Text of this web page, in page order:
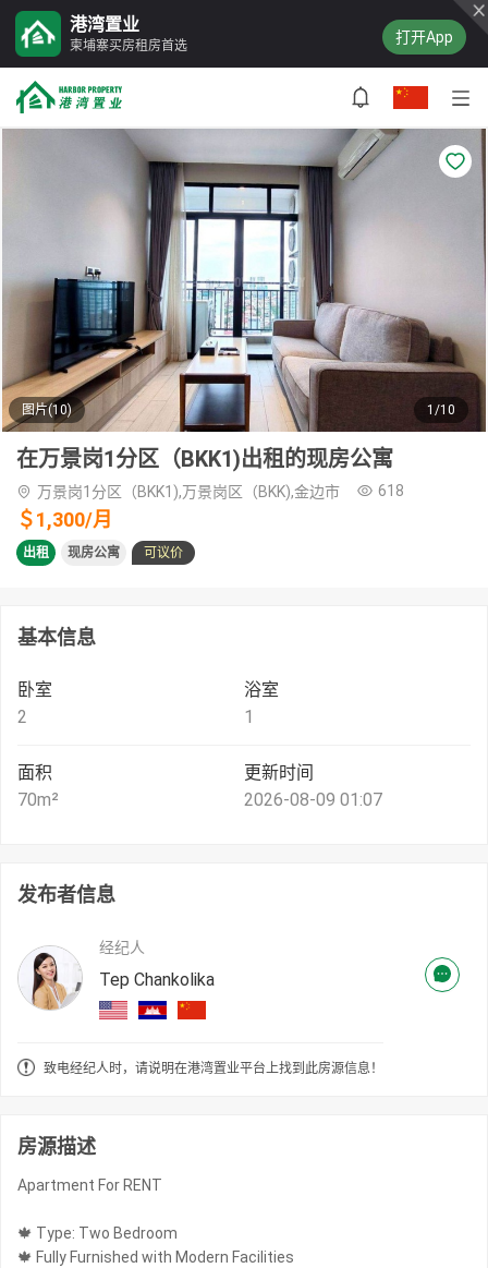
港湾置业
柬埔寨买房租房首选 打开App
图片(10) 1/10
在万景岗1分区（BKK1)出租的现房公寓
万景岗1分区（BKK1),万景岗区（BKK),金边市 618
＄1,300/月
出租 现房公寓 可议价
基本信息
卧室
2
浴室
1
面积
70m²
更新时间
2026-08-09 01:07
发布者信息
经纪人
Tep Chankolika
致电经纪人时，请说明在港湾置业平台上找到此房源信息！
房源描述
Apartment For RENT
🍁 Type: Two Bedroom
🍁 Fully Furnished with Modern Facilities